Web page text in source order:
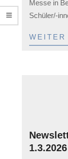
Messe in
Schüler/-
1.3.2026